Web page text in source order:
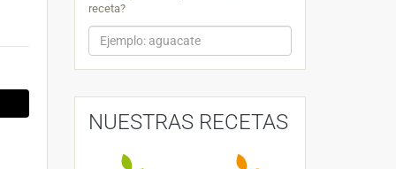
receta?
NUESTRAS RECETAS